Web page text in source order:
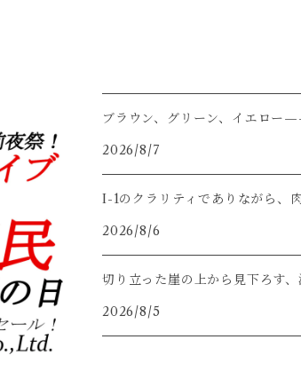
ブラウン、グリーン、イエロー
2026/8/7
I-1のクラリティでありながら、
2026/8/6
切り立った崖の上から見下ろす
2026/8/5